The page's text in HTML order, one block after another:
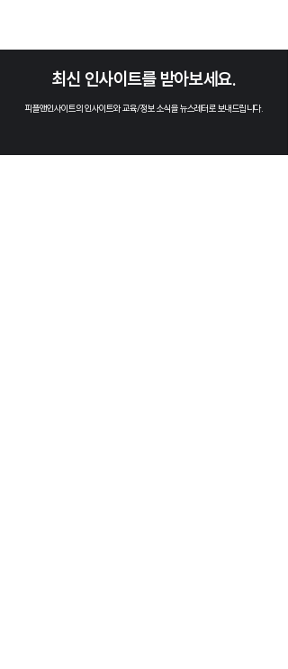
​최신 인사이트를 받아보세요.
피플앤인사이트의 인사이트와 교육/정보 소식을 뉴스레터로 보내드립니다.